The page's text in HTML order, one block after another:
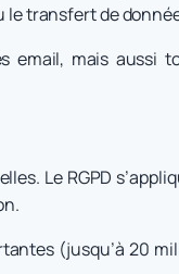
transfert de
email, mais
Le RGPD
(jusqu’à 20